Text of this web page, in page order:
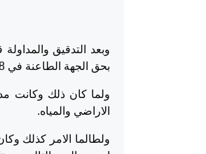
بحق الجهة الطاعنة في 27/06/2018 وفي مواجهته.
الاراضي والمياه.